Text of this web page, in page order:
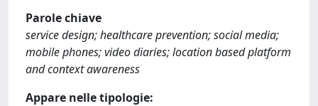
Parole chiave
service design; healthcare prevention; social media;
mobile phones; video diaries; location based platform
and context awareness
Appare nelle tipologie: